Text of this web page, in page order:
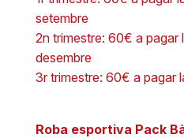
setembre
2n trimestre: 60€ a pagar
desembre
3r trimestre: 60€ a pagar
Roba esportiva Pack